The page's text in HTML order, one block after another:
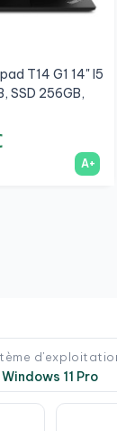
T14 G1 14" I5
SSD 256GB,
A+
Windows 11 Pro